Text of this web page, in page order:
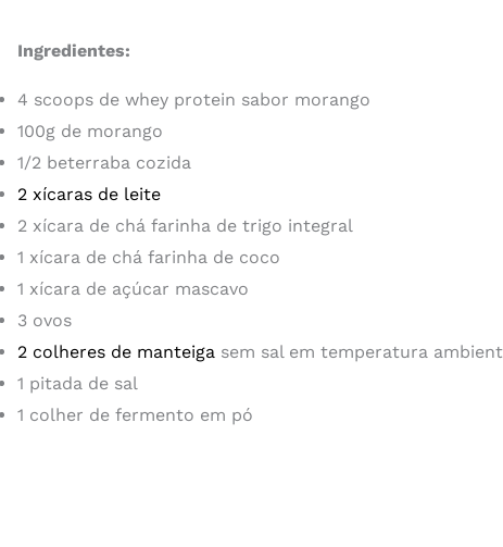
Ingredientes:
4 scoops de whey protein sabor morango
100g de morango
1/2 beterraba cozida
2 xícaras de leite
2 xícara de chá farinha de trigo integral
1 xícara de chá farinha de coco
1 xícara de açúcar mascavo
3 ovos
2 colheres de manteiga sem sal em temperatura
1 pitada de sal
1 colher de fermento em pó